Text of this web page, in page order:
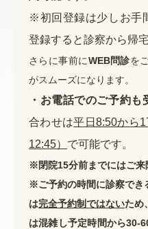
※初回登録は少しお手
登録すると診察から帰
さらに事前にWEB問診を
がスムーズになります。
・お電話でのご予約も
合わせは平日8:50から
12:45） で可能です。
※閉院15分前までにはご来
※ご予約の時間に診察でき
は完全予約制ではないため
は混雑し予定時間から30-